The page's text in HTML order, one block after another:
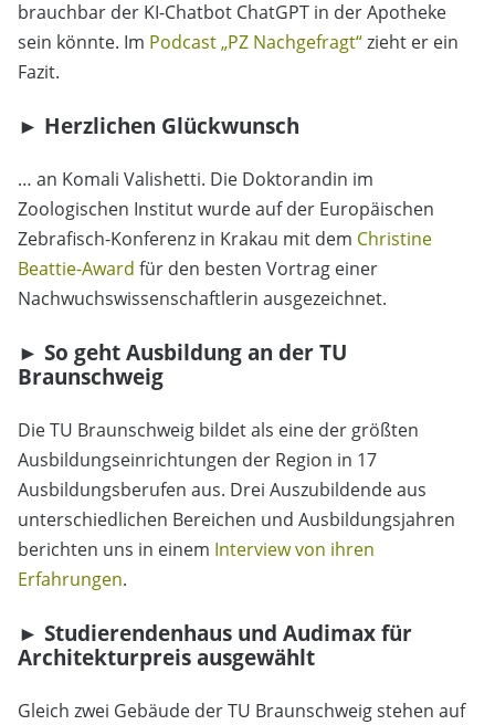
brauchbar der KI-Chatbot ChatGPT in der Apotheke
sein könnte. Im Podcast „PZ Nachgefragt“zieht er ein
Fazit.
► Herzlichen Glückwunsch
… an Komali Valishetti. Die Doktorandin im
Zoologischen Institut wurde auf der Europäischen
Zebrafisch-Konferenz in Krakau mit dem Christine
Beattie-Award für den besten Vortrag einer
Nachwuchswissenschaftlerin ausgezeichnet.
► So geht Ausbildung an der TU
Braunschweig
Die TU Braunschweig bildet als eine der größten
Ausbildungseinrichtungen der Region in 17
Ausbildungsberufen aus. Drei Auszubildende aus
unterschiedlichen Bereichen und Ausbildungsjahren
berichten uns in einem Interview von ihren
Erfahrungen.
► Studierendenhaus und Audimax für
Architekturpreis ausgewählt
Gleich zwei Gebäude der TU Braunschweig stehen auf